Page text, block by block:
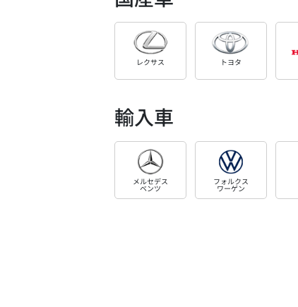
レクサス トヨタ
輸入車
メルセデス
ベンツ
フォルクス
ワーゲン